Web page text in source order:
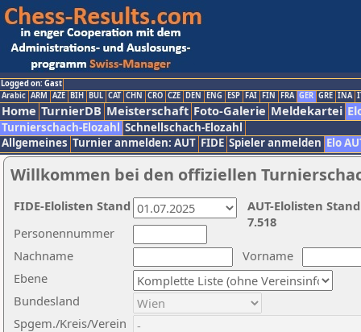
Logged on: Gast
Arabic ARM AZE BIH BUL CAT CHN CRO CZE DEN ENG ESP FAI FIN FRA GER GRE INA
Home TurnierDB Meisterschaft Foto-Galerie Meldekartei
Turnierschach-Elozahl Schnellschach-Elozahl
Allgemeines Turnier anmelden: AUT FIDE Spieler anmelden Elo
Willkommen bei den offiziellen
Nachname
Vorname
Ebene
Personennummer
Bundesland
Spgem./Kreis/Verein
AUT-Elolisten
7.518
FIDE-Elolisten Stand